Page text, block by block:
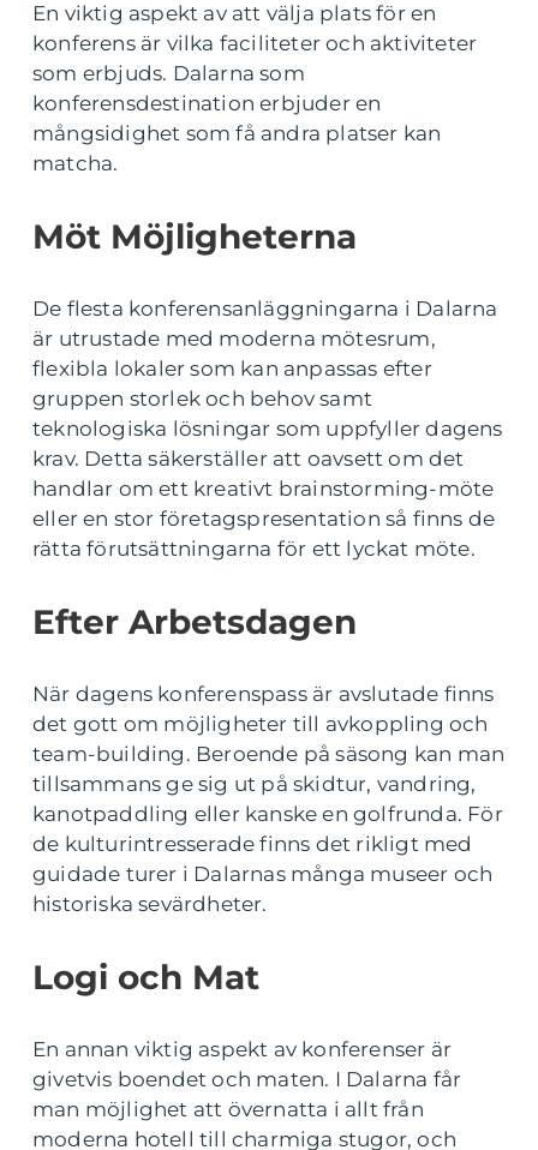
En viktig aspekt av att välja plats för en
konferens är vilka faciliteter och aktiviteter
som erbjuds. Dalarna som
konferensdestination erbjuder en
mångsidighet som få andra platser kan
matcha.
Möt Möjligheterna
De flesta konferensanläggningarna i Dalarna
är utrustade med moderna mötesrum,
flexibla lokaler som kan anpassas efter
gruppen storlek och behov samt
teknologiska lösningar som uppfyller dagens
krav. Detta säkerställer att oavsett om det
handlar om ett kreativt brainstorming-möte
eller en stor företagspresentation så finns de
rätta förutsättningarna för ett lyckat möte.
Efter Arbetsdagen
När dagens konferenspass är avslutade finns
det gott om möjligheter till avkoppling och
team-building. Beroende på säsong kan man
tillsammans ge sig ut på skidtur, vandring,
kanotpaddling eller kanske en golfrunda. För
de kulturintresserade finns det rikligt med
guidade turer i Dalarnas många museer och
historiska sevärdheter.
Logi och Mat
En annan viktig aspekt av konferenser är
givetvis boendet och maten. I Dalarna får
man möjlighet att övernatta i allt från
moderna hotell till charmiga stugor, och